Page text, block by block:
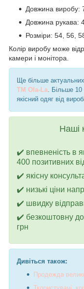
Довжина виробу:
Довжина рукава:
Розміри: 54, 56,
Колір виробу може
камери і монітора.
Ще більше
TM Ola-La . Більше
якісний одяг від
Наші
✔️ впевненість в
400 позитивних
✔️ якісну
✔️ низькі ціни
✔️ швидку
✔️ безкоштовну
грн
Дивіться також:
Продежда